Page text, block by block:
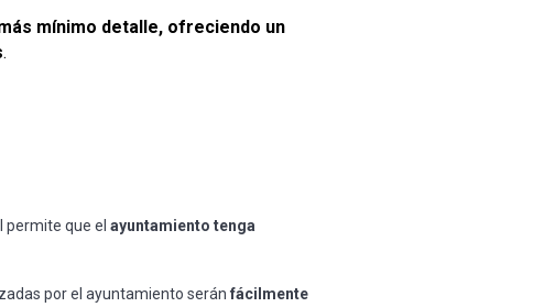
mínimo detalle, ofreciendo un
.
permite que el ayuntamiento tenga
por el ayuntamiento serán fácilmente